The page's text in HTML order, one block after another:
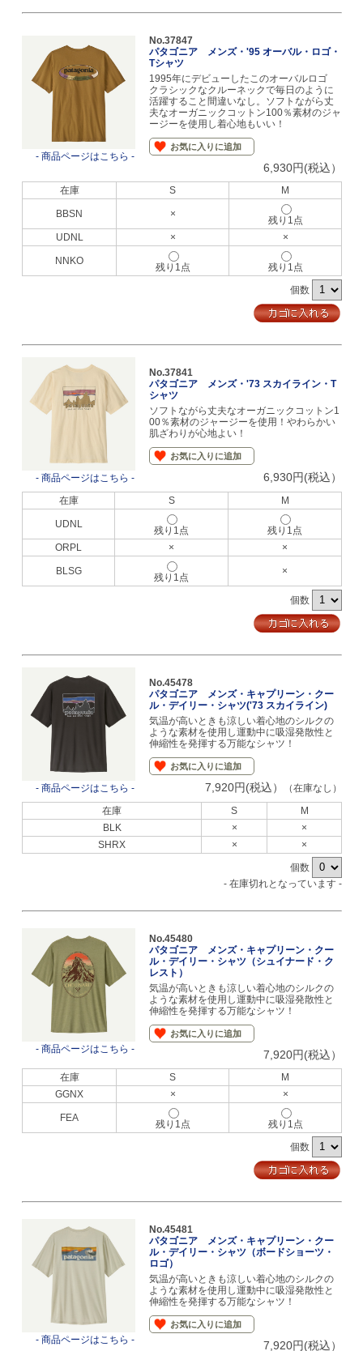
- 商品ページはこちら -
No.37847
パタゴニア メンズ・'95 オーバル・ロゴ・
Tシャツ
1995年にデビューしたこのオーバルロゴ
クラシックなクルーネックで毎日のように
活躍すること間違いなし。ソフトながら丈
夫なオーガニックコットン100％素材のジャ
ージーを使用し着心地もいい！
お気に入りに追加
6,930円(税込）
在庫 S M
BBSN ×
残り1点
UDNL
× ×
NNKO
残り1点
残り1点
個数
- 商品ページはこちら -
No.37841
パタゴニア メンズ・'73 スカイライン・T
シャツ
ソフトながら丈夫なオーガニックコットン1
00％素材のジャージーを使用！やわらかい
肌ざわりが心地よい！
お気に入りに追加
6,930円(税込）
在庫 S M
UDNL
残り1点
残り1点
ORPL
× ×
BLSG
残り1点
×
個数
- 商品ページはこちら -
No.45478
パタゴニア メンズ・キャプリーン・クー
ル・デイリー・シャツ('73 スカイライン)
気温が高いときも涼しい着心地のシルクの
ような素材を使用し運動中に吸湿発散性と
伸縮性を発揮する万能なシャツ！
お気に入りに追加
7,920円(税込）
（在庫なし）
在庫
S
M
BLK
×
×
SHRX
×
×
個数
- 在庫切れとなっています -
- 商品ページはこちら -
No.45480
パタゴニア メンズ・キャプリーン・クー
ル・デイリー・シャツ（シュイナード・ク
レスト）
気温が高いときも涼しい着心地のシルクの
ような素材を使用し運動中に吸湿発散性と
伸縮性を発揮する万能なシャツ！
お気に入りに追加
7,920円(税込）
在庫 S
M
GGNX
× ×
FEA
残り1点
残り1点
個数
- 商品ページはこちら -
No.45481
パタゴニア メンズ・キャプリーン・クー
ル・デイリー・シャツ（ボードショーツ・
ロゴ）
気温が高いときも涼しい着心地のシルクの
ような素材を使用し運動中に吸湿発散性と
伸縮性を発揮する万能なシャツ！
お気に入りに追加
7,920円(税込）